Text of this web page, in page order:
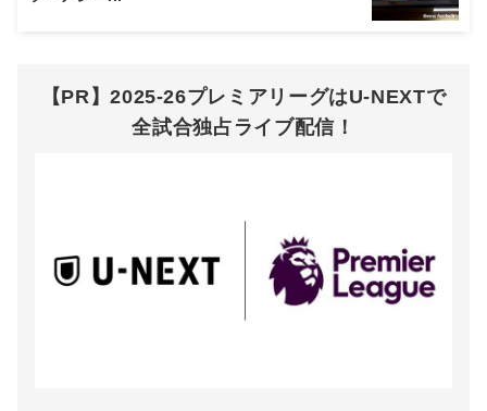
【PR】2025-26プレミアリーグはU-NEXTで
全試合独占ライブ配信！